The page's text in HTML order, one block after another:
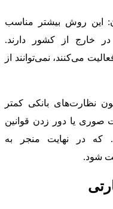
این روش بیشتر مناسب
خارج از کشور دارند.
می‌کنند، نمی‌توانند از
نظارت‌های بانکی کمتر
یا دور زدن قوانین
که در نهایت منجر به
شود.